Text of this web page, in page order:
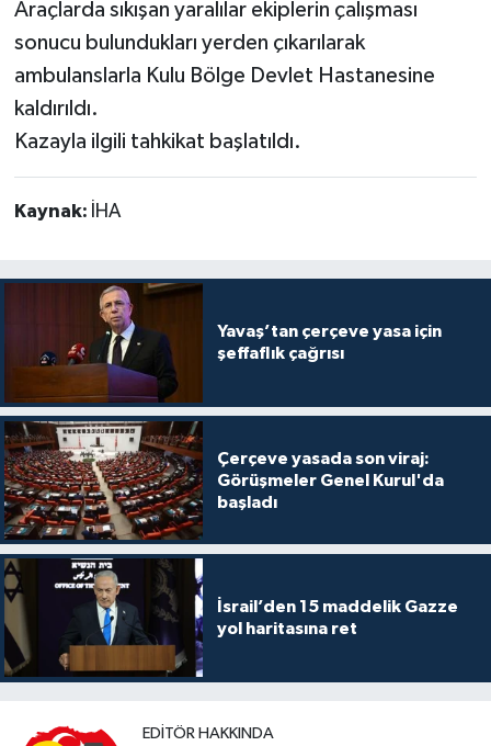
Araçlarda sıkışan yaralılar ekiplerin çalışması
sonucu bulundukları yerden çıkarılarak
ambulanslarla Kulu Bölge Devlet Hastanesine
kaldırıldı.
Kazayla ilgili tahkikat başlatıldı.
Kaynak: İHA
Yavaş’tan çerçeve yasa için
şeffaflık çağrısı
Çerçeve yasada son viraj:
Görüşmeler Genel Kurul'da
başladı
İsrail’den 15 maddelik Gazze
yol haritasına ret
EDITÖR HAKKINDA